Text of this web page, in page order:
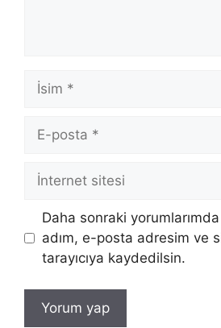
İsim
posta
İnternet
Daha sonraki yorumlarımda
adım, e-posta adresim ve
tarayıcıya kaydedilsin.